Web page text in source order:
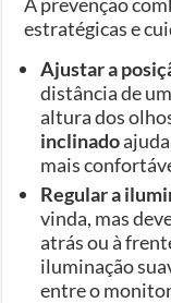
estratégicas e
Ajustar a
distância de
altura dos
inclinado
mais
Regular a
vinda, mas
atrás ou à
iluminação
entre o